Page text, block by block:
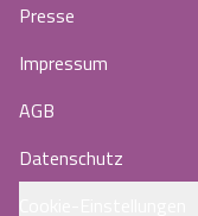
Presse
Impressum
AGB
Datenschutz